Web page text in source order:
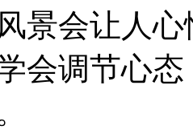
景会让人
会调节心